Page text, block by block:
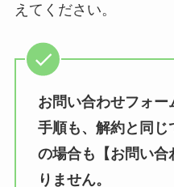
えてください。
お問い合わせフォ
手順も、解約と同じ
の場合も 【お問い
りません。